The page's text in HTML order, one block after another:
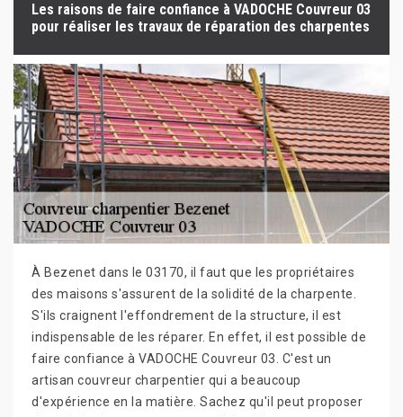
Les raisons de faire confiance à VADOCHE Couvreur 03
pour réaliser les travaux de réparation des charpentes
À Bezenet dans le 03170, il faut que les propriétaires
des maisons s'assurent de la solidité de la charpente.
S'ils craignent l'effondrement de la structure, il est
indispensable de les réparer. En effet, il est possible de
faire confiance à VADOCHE Couvreur 03. C'est un
artisan couvreur charpentier qui a beaucoup
d'expérience en la matière. Sachez qu'il peut proposer